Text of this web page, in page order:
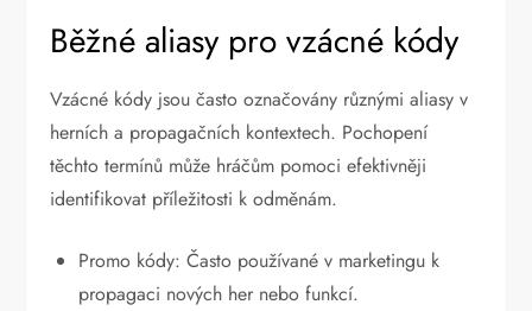
Běžné aliasy pro vzácné kódy
Vzácné kódy jsou často označovány různými aliasy v
herních a propagačních kontextech. Pochopení
těchto termínů může hráčům pomoci efektivněji
identifikovat příležitosti k odměnám.
Promo kódy: Často používané v marketingu k
propagaci nových her nebo funkcí.